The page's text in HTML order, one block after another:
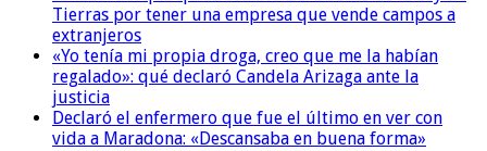
Tierras por tener una empresa que vende campos a
extranjeros
«Yo tenía mi propia droga, creo que me la habían
regalado»: qué declaró Candela Arizaga ante la
justicia
Declaró el enfermero que fue el último en ver con
vida a Maradona: «Descansaba en buena forma»